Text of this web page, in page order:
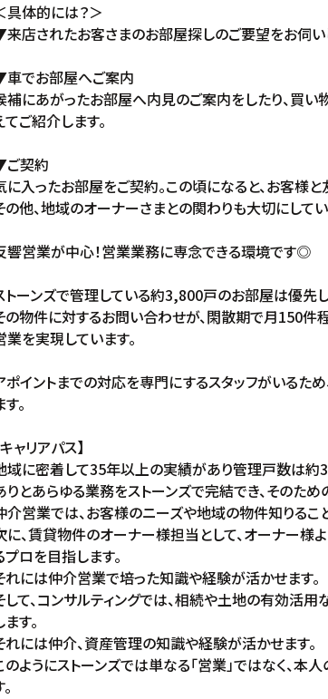
具体的には？＞
店されたお客さまのお部屋探しのご要望をお伺い
でお部屋へご案内
補にあがったお部屋へ内見のご案内をしたり、買い
てご紹介します。
契約
に入ったお部屋をご契約。この頃になると、お客様
の他、地域のオーナーさまとの関わりも大切にしてい
響営業が中心！営業業務に専念できる環境です◎
トーンズで管理している約3,800戸のお部屋は優先
の物件に対するお問い合わせが、閑散期で月150
業を実現しています。
ポイントまでの対応を専門にするスタッフがいるた
。
キャリアパス】
域に密着して35年以上の実績があり管理戸数は約
りとあらゆる業務をストーンズで完結でき、そのため
介営業では、お客様のニーズや地域の物件知りるこ
に、賃貸物件のオーナー様担当として、オーナー
プロを目指します。
れには仲介営業で培った知識や経験が活かせます。
して、コンサルティングでは、相続や土地の有効活
す。
れには仲介、資産管理の知識や経験が活かせます。
のようにストーンズでは単なる「営業」ではなく、